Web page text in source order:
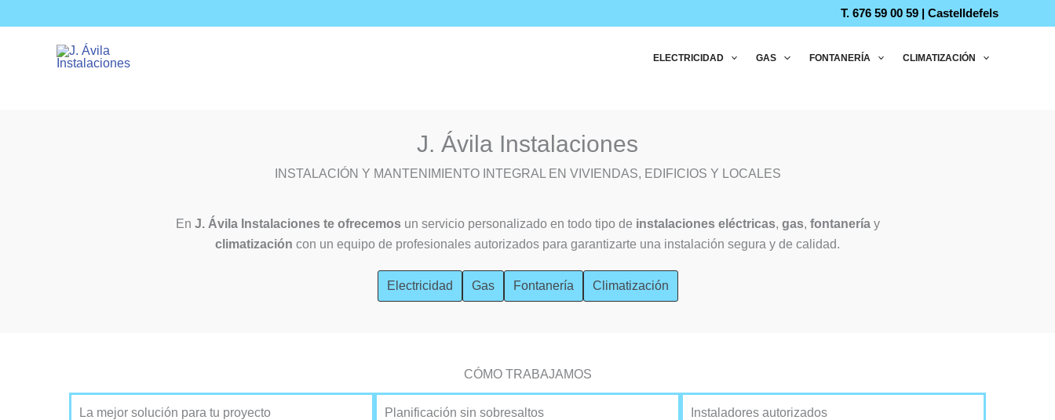
to
T. 676 59 00 59 | Castelldefels
ELECTRICIDAD GAS FONTANERÍA CLIMATIZACIÓN
J. Ávila Instalaciones
INSTALACIÓN Y MANTENIMIENTO INTEGRAL EN VIVIENDAS, EDIFICIOS Y LOCALES
En J. Ávila Instalaciones te ofrecemosun servicio personalizado en todo tipo de instalaciones eléctricas, gas, fontaneríay
climatización con un equipo de profesionales autorizados para garantizarte una instalación segura y de calidad.
Electricidad Gas Fontanería Climatización
CÓMO TRABAJAMOS
La mejor solución para tu proyecto
Planificación sin sobresaltos
Instaladores autorizados